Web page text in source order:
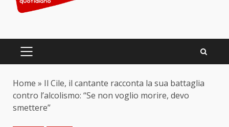
PRIMARY
Home » Il Cile, il cantante racconta la sua battaglia
contro l’alcolismo: “Se non voglio morire, devo
smettere”